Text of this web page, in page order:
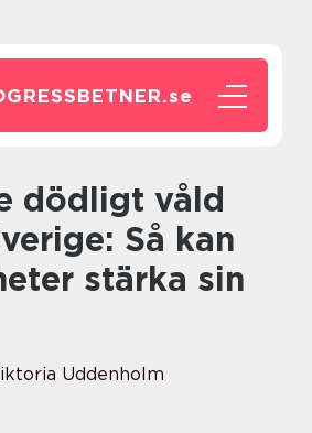
se
Så kan
stärka sin
Uddenholm